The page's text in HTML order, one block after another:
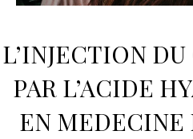
L’INJECTION
PAR L’ACIDE
EN MEDECINE